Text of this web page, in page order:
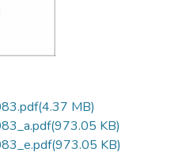
(4.37 MB)
(973.05 KB)
(973.05 KB)